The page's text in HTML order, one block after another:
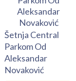
Šetnja Central
Parkom Od
Aleksandar
Novaković